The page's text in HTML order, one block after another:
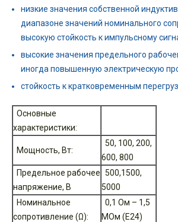
низкие значения собственной
диапазоне значений номинального
высокую стойкость к импульсному
высокие значения предельного
иногда повышенную электрическую
стойкость к кратковременным
Основные
характеристики:
Мощность, Вт:
50, 100, 200,
600, 800
Предельное рабочее
напряжение, В
500,1500,
5000
Номинальное
сопротивление (Ω):
0,1 Ом – 1,5
MОм (E24)